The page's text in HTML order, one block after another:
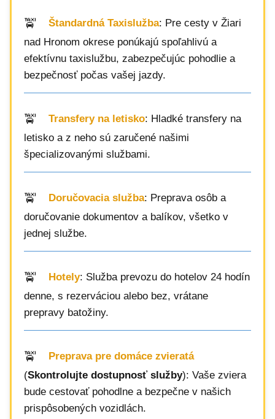
Štandardná Taxislužba: Pre cesty v Žiari
nad Hronom okrese ponúkajú spoľahlivú a
efektívnu taxislužbu, zabezpečujúc pohodlie a
bezpečnosť počas vašej jazdy.
Transfery na letisko: Hladké transfery na
letisko a z neho sú zaručené našimi
špecializovanými službami.
Doručovacia služba: Preprava osôb a
doručovanie dokumentov a balíkov, všetko v
jednej službe.
Hotely: Služba prevozu do hotelov 24 hodín
denne, s rezerváciou alebo bez, vrátane
prepravy batožiny.
Preprava pre domáce zvieratá
(Skontrolujte dostupnosť služby): Vaše zviera
bude cestovať pohodlne a bezpečne v našich
prispôsobených vozidlách.